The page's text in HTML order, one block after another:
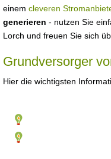
einem cleveren
generieren - nutzen Sie
Lorch und freuen Sie sich
Grundversorger
Hier die wichtigsten